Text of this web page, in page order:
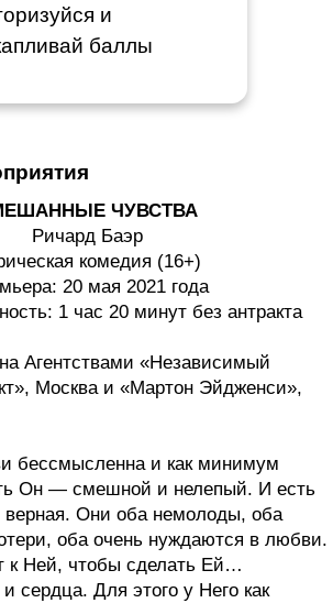
и
баллы
ЧУВСТВА
Ричард Баэр
комедия (16+)
20 мая 2021 года
1 час 20 минут без антракта
Агентствами «Независимый
Москва и «Мартон Эйдженси»,
бессмысленна и как минимум
Он — смешной и нелепый. И есть
Они оба немолоды, оба
оба очень нуждаются в любви.
к Ней, чтобы сделать Ей…
сердца. Для этого у Него как